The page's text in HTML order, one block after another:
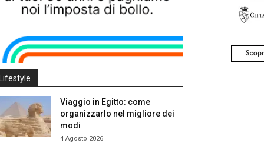
Viaggio in Egitto: come
organizzarlo nel migliore dei
modi
4 Agosto 2026